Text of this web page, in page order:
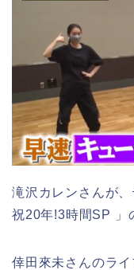
滝沢カレンさんが
祝20年!3時間SP 」
倖田來未さんのラ